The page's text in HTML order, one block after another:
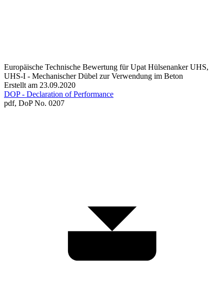
Europäische Technische Bewertung für Upat Hülsenanker UHS,
UHS-I - Mechanischer Dübel zur Verwendung im Beton
Erstellt am 23.09.2020
DOP - Declaration of Performance
pdf, DoP No. 0207